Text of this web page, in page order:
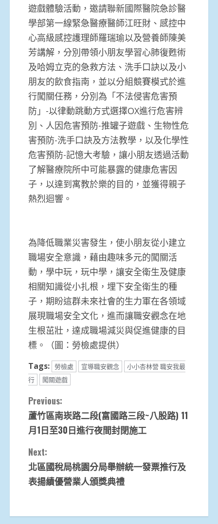
遊戲體驗活動，邀請聯新國際醫院急診醫
學部第一線緊急醫療醫師江旺財、感控中
心高級感控護理師羅瑞瑜以及營養師陳美
芳講解，分別帶領小朋友學習心肺復甦術
及哈姆立克的急救方法、洗手口訣以及小
朋友的飲食指南，並以分組競賽模式於進
行闖關任務，分別為「不法侵害危害預
防」-以律動跳動方式選擇OX進行危害辨
別、人因危害預防-推罐子遊戲、生物性危
害預防-洗手口訣及方法教學，以及化學性
危害預防-記憶大考驗，讓小朋友透過活動
了解醫療院所中可能暴露的健康危害因
子，以達到寓教於樂的目的，並獲得親子
熱烈迴響。
為降低職業災害發生，使小朋友從小建立
職場安全意識，藉由趣味多元的闖關活
動，學中玩，玩中學，讓安全衛生及健康
相關知識從小扎根，埋下安全衛生的種
子，期盼這群未來社會的生力軍在各領域
展現職場安全文化，進而讓職安觀念在地
生根茁壯，達成職場減災與促進健康的目
標。（圖：勞檢處提供）
Tags: 勞檢處 宣導職安觀念
小小杏林營 職安我最
行
闖關遊戲
Continue
Reading
Previous:
蘆竹區南崁路二段(富國路三段~八股路) 11
月1日至30日進行夜間封閉施工
Next:
北區國稅局桃園分局舉辦統一發票推行及
表揚績優營業人頒獎典禮